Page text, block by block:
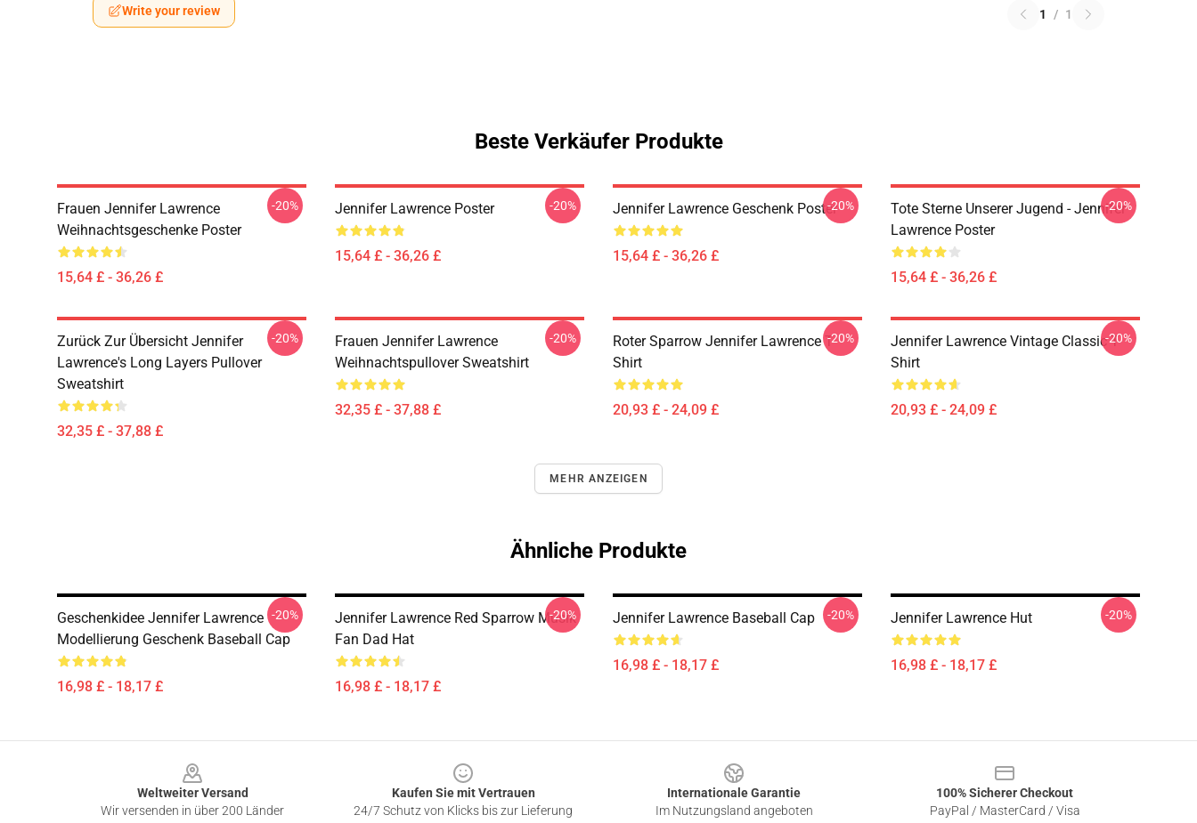
Write your review 1 / 1
Beste Verkäufer Produkte
Frauen Jennifer Lawrence
Weihnachtsgeschenke Poster
15,64 £ - 36,26 £
-20% Jennifer Lawrence Poster
15,64 £ - 36,26 £
-20% Jennifer Lawrence Geschenk Poster
15,64 £ - 36,26 £
-20%
Tote Sterne Unserer Jugend - Jennifer
Lawrence Poster
15,64 £ - 36,26 £
-20%
Zurück Zur Übersicht Jennifer
Lawrence's Long Layers Pullover
Sweatshirt
32,35 £ - 37,88 £
-20%
Frauen Jennifer Lawrence
Weihnachtspullover Sweatshirt
32,35 £ - 37,88 £
-20%
Roter Sparrow Jennifer Lawrence T-
Shirt
20,93 £ - 24,09 £
-20%
Jennifer Lawrence Vintage Classic T-
Shirt
20,93 £ - 24,09 £
-20%
MEHR ANZEIGEN
Ähnliche Produkte
Geschenkidee Jennifer Lawrence
Modellierung Geschenk Baseball Cap
16,98 £ - 18,17 £
-20%
Jennifer Lawrence Red Sparrow Musik
Fan Dad Hat
16,98 £ - 18,17 £
-20% Jennifer Lawrence Baseball Cap
16,98 £ - 18,17 £
-20% Jennifer Lawrence Hut
16,98 £ - 18,17 £
-20%
Weltweiter Versand
Wir versenden in über 200 Länder
Kaufen Sie mit Vertrauen
24/7 Schutz von Klicks bis zur Lieferung
Internationale Garantie
Im Nutzungsland angeboten
100% Sicherer Checkout
PayPal / MasterCard / Visa